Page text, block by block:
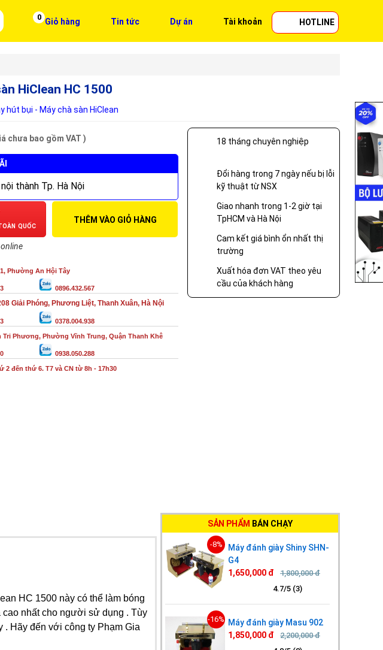
0 Giỏ hàng Tin tức Dự án Tài khoản HOTLINE
HiClean HC 1500
hút bụi - Máy chà sàn HiClean
chưa bao gồm VAT )
thành Tp. Hà Nội
QUỐC
THÊM VÀO GIỎ HÀNG
Phường An Hội Tây
99 73 0896.432.567
Giải Phóng, Phương Liệt, Thanh Xuân, Hà Nội
99 73 0378.004.938
Tri Phương, Phường Vĩnh Trung, Quận Thanh Khê
38 30 0938.050.288
đến thứ 6. T7 và CN từ 8h - 17h30
18 tháng chuyên nghiệp
Đổi hàng trong 7 ngày nếu bị lỗi
kỹ thuật từ NSX
Giao nhanh trong 1-2 giờ tại
TpHCM và Hà Nội
Cam kết giá bình ổn nhất thị
trường
Xuất hóa đơn VAT theo yêu
cầu của khách hàng
HC 1500 này có thể làm bóng
cao nhất cho người sử dụng . Tùy
Hãy đến với công ty Phạm Gia
SẢN PHẨM BÁN CHẠY
-8%
Máy đánh giày Shiny SHN-
G4
1,650,000 đ
1,800,000 đ
4.7/5 (3)
-16% Máy đánh giày Masu 902
1,850,000 đ
2,200,000 đ